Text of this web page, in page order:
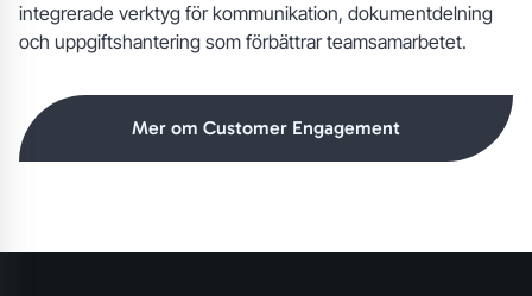
integrerade verktyg för kommunikation, dokumentdelning
och uppgiftshantering som förbättrar teamsamarbetet.
Mer om Customer Engagement